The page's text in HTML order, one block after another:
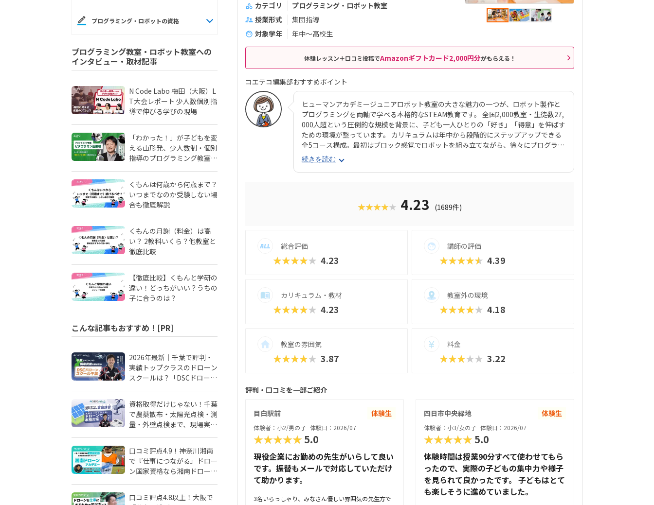
プログラミング・ロボットの資格
プログラミング教室・ロボット教室への
インタビュー・取材記事
N Code Labo 梅田（大阪）L
T大会レポート 少人数個別指
導で伸びる学びの現場
「わかった！」が子どもを変
える――山形発、少人数制・個別
指導のプログラミング教室
くもんは何歳から何歳まで？
いつまでなのか受験しない場
合も徹底解説
くもんの月謝（料金）は高
い？ 2教科いくら？他教室と
徹底比較
【徹底比較】くもんと学研の
違い！どっちがいい？うちの
子に合うのは？
こんな記事もおすすめ！[PR]
2026年最新｜千葉で評判・
実績トップクラスのドローン
スクールは？「DSCドローン
資格取得だけじゃない！千葉
で農薬散布・太陽光点検・測
量・外壁点検まで、現場実務
口コミ評点4.9！神奈川湘南
で『仕事につながる』ドロー
ン国家資格なら湘南ドローン
口コミ評点4.8以上！大阪で
カテゴリ
プログラミング・ロボット教室
授業形式
集団指導
対象学年
年中～高校生
体験レッスン＋口コミ投稿でAmazonギフトカード2,000円分がもらえる！
コエテコ編集部おすすめポイント
ヒューマンアカデミージュニアロボット教室の大きな魅力の一つが、ロボット製作と
プログラミングを両軸で学べる本格的なSTEAM教育です。 全国2,000教室・生徒数27,
000人超という圧倒的な規模を背景に、子ども一人ひとりの「好き」「得意」を伸ばす
ための環境が整っています。 カリキュラムは年中から段階的にステップアップできる
全5コース構成。最初はブロック感覚でロボットを組み立てながら、徐々にプログラミ
ング要素も加わっていきます。 使用する教材は、ロボットクリエイター・高橋智隆先
生と共同開発されたオリジナルキットです。70種類以上のロボットが作れるパーツ構
成で、飽きずに続けやすい点も特徴です。 月2回の90分授業では、ロボットを完成させ
行錯誤しながらロボットを動かす経験は、創造力や論理的思考力を育むだけでなく、
続きを読む
★★★★★ 4.23 (1689件)
総合評価
★★★★★ 4.23
講師の評価
★★★★★ 4.39
カリキュラム・教材
★★★★★ 4.23
教室外の環境
★★★★★ 4.18
教室の雰囲気
★★★★★ 3.87
料金
★★★★★ 3.22
評判・口コミを一部ご紹介
目白駅前 体験生
体験者：小2/男の子 体験日：2026/07
★★★★★5.0
現役企業にお勤めの先生がいらして良い
です。振替もメールで対応していただけ
て助かります。
3名いらっしゃり、みなさん優しい雰囲気の先生方で
四日市中央緑地 体験生
体験者：小3/女の子 体験日：2026/07
★★★★★5.0
体験時間は授業90分すべて使わせてもら
ったので、実際の子どもの集中力や様子
を見られて良かったです。 子どもはとて
も楽しそうに進めていました。